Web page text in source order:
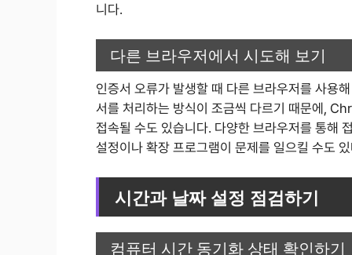
니다.
다른 브라우저에서 시도해 보기
인증서 오류가 발생할 때 다른 브라우저를 사용
서를 처리하는 방식이 조금씩 다르기 때문에,
접속될 수도 있습니다. 다양한 브라우저를 통해
설정이나 확장 프로그램이 문제를 일으킬 수도
시간과 날짜 설정 점검하기
컴퓨터 시간 동기화 상태 확인하기